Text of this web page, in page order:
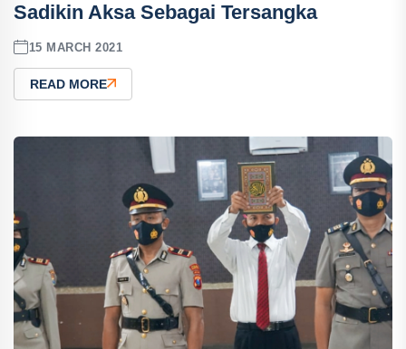
Sadikin Aksa Sebagai Tersangka
15 MARCH 2021
READ MORE